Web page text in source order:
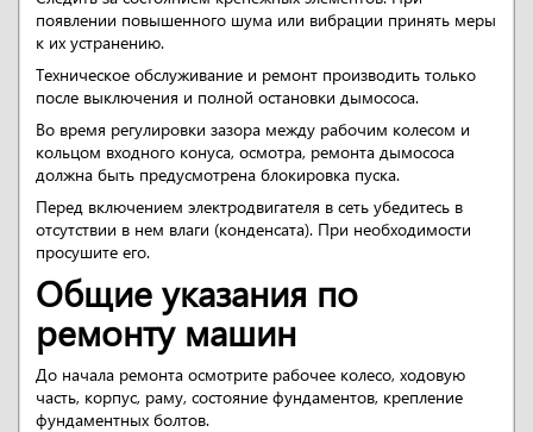
появлении повышенного шума или вибрации принять меры
к их устранению.
Техническое обслуживание и ремонт производить только
после выключения и полной остановки дымососа.
Во время регулировки зазора между рабочим колесом и
кольцом входного конуса, осмотра, ремонта дымососа
должна быть предусмотрена блокировка пуска.
Перед включением электродвигателя в сеть убедитесь в
отсутствии в нем влаги (конденсата). При необходимости
просушите его.
Общие указания по
ремонту машин
До начала ремонта осмотрите рабочее колесо, ходовую
часть, корпус, раму, состояние фундаментов, крепление
фундаментных болтов.